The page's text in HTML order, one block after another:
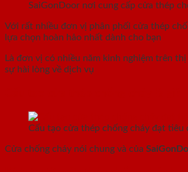
SaiGonDoor nơi cung cấp cửa thép
Với rất nhiều đơn vị phân phối cửa thép
lựa chọn hoàn hảo nhất dành cho bạn
Là đơn vị có nhiều năm kinh nghiệm trên
sự hài lòng về dịch vụ
Cấu tạo cửa thép chống cháy đạt tiêu
Cửa chống cháy nói chung và của